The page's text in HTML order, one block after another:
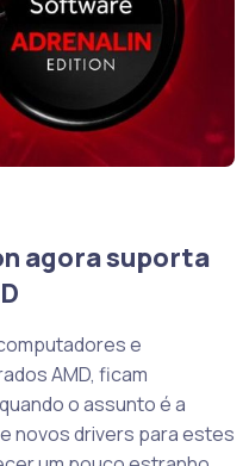
agora suporta
e
AMD, ficam
o assunto é a
novos drivers para estes